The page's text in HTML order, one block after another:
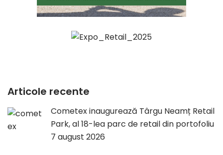
Articole recente
Cometex inaugurează Târgu Neamț Retail
Park, al 18-lea parc de retail din portofoliu
7 august 2026